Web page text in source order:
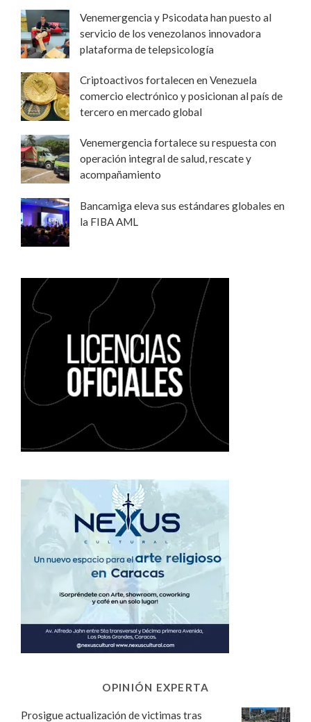
Venemergencia y Psicodata han puesto al
servicio de los venezolanos innovadora
plataforma de telepsicología
Criptoactivos fortalecen en Venezuela
comercio electrónico y posicionan al país de
tercero en mercado global
Venemergencia fortalece su respuesta con
operación integral de salud, rescate y
acompañamiento
Bancamiga eleva sus estándares globales en
la FIBA AML
OPINIÓN EXPERTA
Prosigue actualización de victimas tras